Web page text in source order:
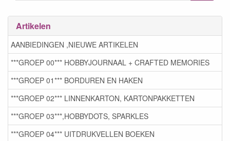
Artikelen
AANBIEDINGEN ,NIEUWE ARTIKELEN
***GROEP 00*** HOBBYJOURNAAL + CRAFTED MEMORIES
***GROEP 01*** BORDUREN EN HAKEN
***GROEP 02*** LINNENKARTON, KARTONPAKKETTEN
***GROEP 03***,HOBBYDOTS, SPARKLES
***GROEP 04*** UITDRUKVELLEN BOEKEN